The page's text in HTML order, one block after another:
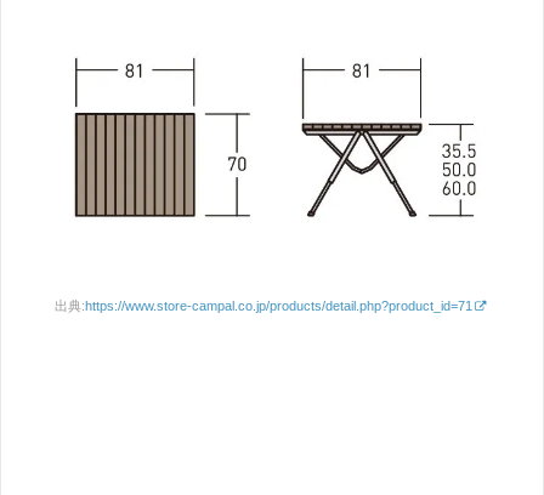
出典:https://www.store-campal.co.jp/products/detail.php?product_id=71